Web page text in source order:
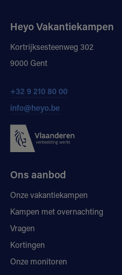
Heyo Vakantiekampen
Kortrijksesteenweg 302
9000 Gent
+32 9 210 80 00
info@heyo.be
Ons aanbod
Onze vakantiekampen
Kampen met overnachting
Vragen
Kortingen
Onze monitoren